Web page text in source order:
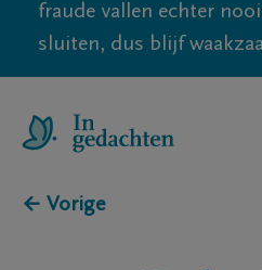
fraude vallen echter
sluiten, dus blijf
← Vorige